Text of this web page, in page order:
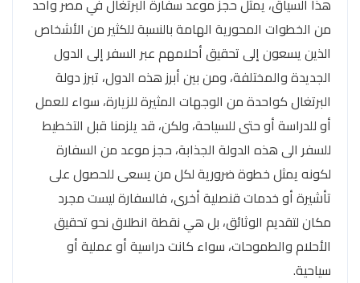
من الخطوات المحورية الهامة بالنسبة للكثير من الأشخاص
الذين يسعون إلى تحقيق أحلامهم عبر السفر إلى الدول
الجديدة والمختلفة، ومن بين أبرز هذه الدول، تبرز دولة
البرتغال كواحدة من الوجهات المثيرة للزيارة، سواء للعمل
أو للدراسة أو حتى للسياحة، ولكن، قد يلزمنا قبل التخطيط
للسفر الى هذه الدولة الجذابة، حجز موعد من السفارة
لكونه يمثل خطوة ضرورية لكل من يسعى للحصول على
تأشيرة أو خدمات قنصلية أخرى، فالسفارة ليست مجرد
مكان لتقديم الوثائق، بل هي نقطة انطلاق نحو تحقيق
الأحلام والطموحات، سواء كانت دراسية أو عملية أو
سياحية.